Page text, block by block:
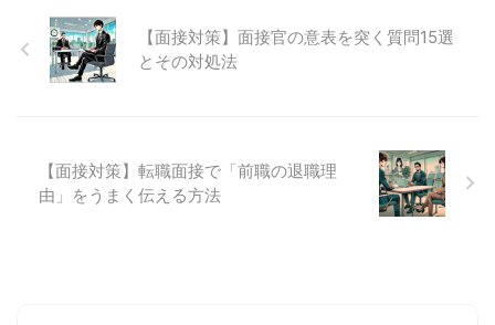
【面接対策】面接官の意表を突く質問15選
とその対処法
【面接対策】転職面接で「前職の退職理
由」をうまく伝える方法